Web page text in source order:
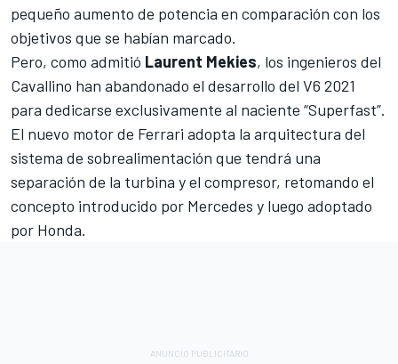
pequeño aumento de potencia en comparación con los
objetivos que se habían marcado.
Pero, como admitió Laurent Mekies, los ingenieros del
Cavallino han abandonado el desarrollo del V6 2021
para dedicarse exclusivamente al naciente “Superfast”.
El nuevo motor de Ferrari adopta la arquitectura del
sistema de sobrealimentación que tendrá una
separación de la turbina y el compresor, retomando el
concepto introducido por Mercedes y luego adoptado
por Honda.